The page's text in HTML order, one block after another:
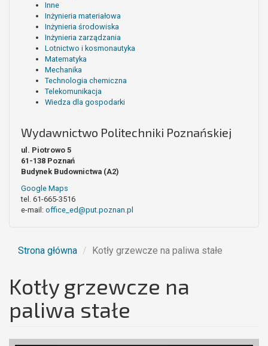
Inne
Inżynieria materiałowa
Inżynieria środowiska
Inżynieria zarządzania
Lotnictwo i kosmonautyka
Matematyka
Mechanika
Technologia chemiczna
Telekomunikacja
Wiedza dla gospodarki
Wydawnictwo Politechniki Poznańskiej
ul. Piotrowo 5
61-138 Poznań
Budynek Budownictwa (A2)
Google Maps
tel. 61-665-3516
e-mail: office_ed@put.poznan.pl
Strona główna Kotły grzewcze na paliwa stałe
Kotły grzewcze na
paliwa stałe